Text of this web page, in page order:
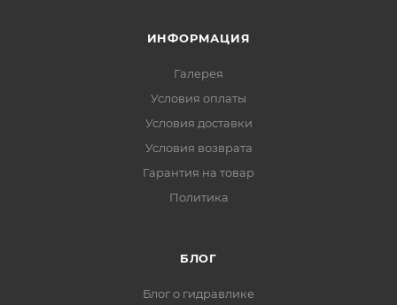
ИНФОРМАЦИЯ
Галерея
Условия оплаты
Условия доставки
Условия возврата
Гарантия на товар
Политика
БЛОГ
Блог о гидравлике